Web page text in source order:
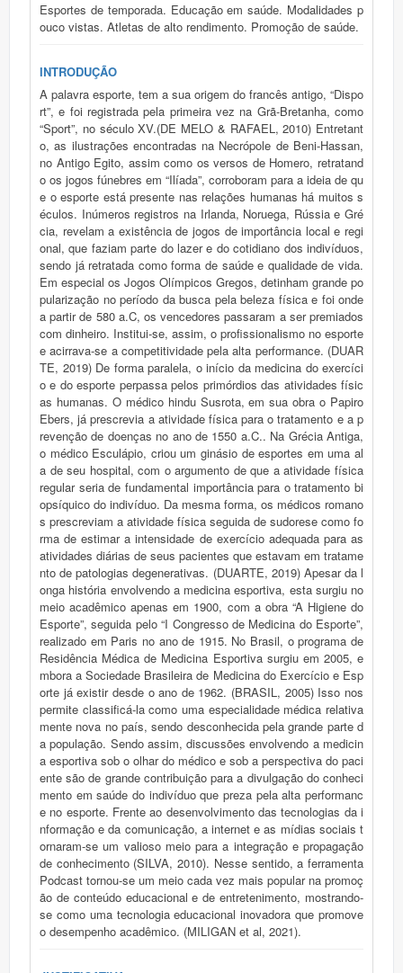
Esportes de temporada. Educação em saúde. Modalidades p
ouco vistas. Atletas de alto rendimento. Promoção de saúde.
INTRODUÇÃO
A palavra esporte, tem a sua origem do francês antigo, “Dispo
rt”, e foi registrada pela primeira vez na Grã-Bretanha, como
“Sport”, no século XV.(DE MELO & RAFAEL, 2010) Entretant
o, as ilustrações encontradas na Necrópole de Beni-Hassan,
no Antigo Egito, assim como os versos de Homero, retratand
o os jogos fúnebres em “Ilíada”, corroboram para a ideia de qu
e o esporte está presente nas relações humanas há muitos s
éculos. Inúmeros registros na Irlanda, Noruega, Rússia e Gré
cia, revelam a existência de jogos de importância local e regi
onal, que faziam parte do lazer e do cotidiano dos indivíduos,
sendo já retratada como forma de saúde e qualidade de vida.
Em especial os Jogos Olímpicos Gregos, detinham grande po
pularização no período da busca pela beleza física e foi onde
a partir de 580 a.C, os vencedores passaram a ser premiados
com dinheiro. Institui-se, assim, o profissionalismo no esporte
e acirrava-se a competitividade pela alta performance. (DUAR
TE, 2019) De forma paralela, o início da medicina do exercíci
o e do esporte perpassa pelos primórdios das atividades físic
as humanas. O médico hindu Susrota, em sua obra o Papiro
Ebers, já prescrevia a atividade física para o tratamento e a p
revenção de doenças no ano de 1550 a.C.. Na Grécia Antiga,
o médico Esculápio, criou um ginásio de esportes em uma al
a de seu hospital, com o argumento de que a atividade física
regular seria de fundamental importância para o tratamento bi
opsíquico do indivíduo. Da mesma forma, os médicos romano
s prescreviam a atividade física seguida de sudorese como fo
rma de estimar a intensidade de exercício adequada para as
atividades diárias de seus pacientes que estavam em tratame
nto de patologias degenerativas. (DUARTE, 2019) Apesar da l
onga história envolvendo a medicina esportiva, esta surgiu no
meio acadêmico apenas em 1900, com a obra “A Higiene do
Esporte”, seguida pelo “I Congresso de Medicina do Esporte”,
realizado em Paris no ano de 1915. No Brasil, o programa de
Residência Médica de Medicina Esportiva surgiu em 2005, e
mbora a Sociedade Brasileira de Medicina do Exercício e Esp
orte já existir desde o ano de 1962. (BRASIL, 2005) Isso nos
permite classificá-la como uma especialidade médica relativa
mente nova no país, sendo desconhecida pela grande parte d
a população. Sendo assim, discussões envolvendo a medicin
a esportiva sob o olhar do médico e sob a perspectiva do paci
ente são de grande contribuição para a divulgação do conheci
mento em saúde do indivíduo que preza pela alta performanc
e no esporte. Frente ao desenvolvimento das tecnologias da i
nformação e da comunicação, a internet e as mídias sociais t
ornaram-se um valioso meio para a integração e propagação
de conhecimento (SILVA, 2010). Nesse sentido, a ferramenta
Podcast tornou-se um meio cada vez mais popular na promoç
ão de conteúdo educacional e de entretenimento, mostrando-
se como uma tecnologia educacional inovadora que promove
o desempenho acadêmico. (MILIGAN et al, 2021).